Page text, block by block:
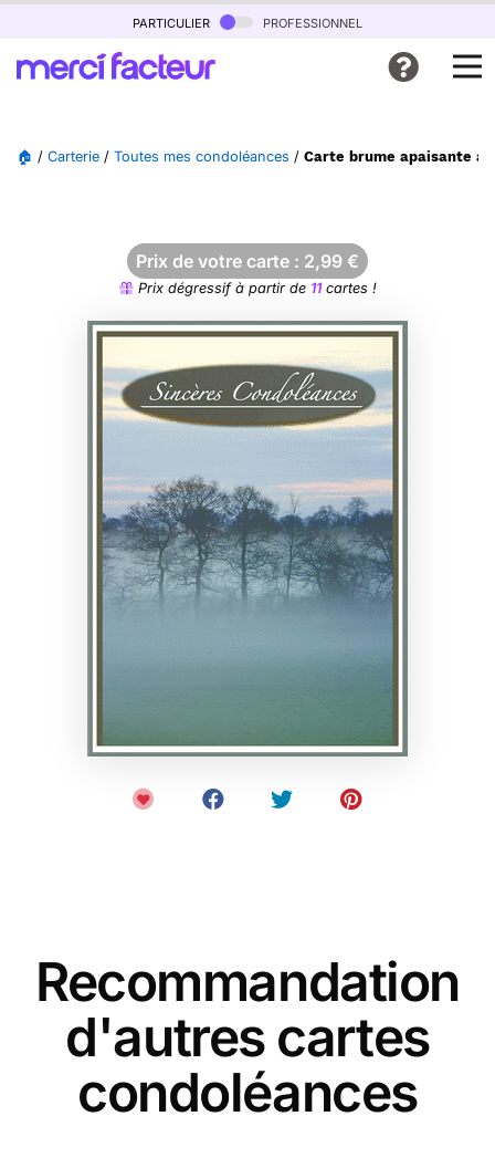
particulier professionnel
🏠 / Carterie / Toutes mes condoléances / Carte brume apaisante
Prix de votre carte : 2,99 €
Prix dégressif à partir de 11cartes !
Recommandation
d'autres cartes
condoléances